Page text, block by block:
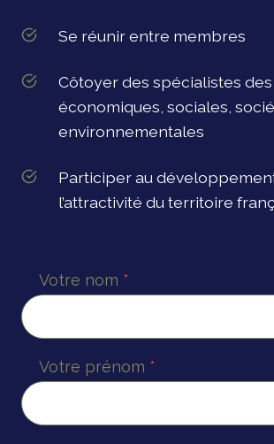
Se réunir entre membres
Côtoyer des spécialistes
économiques, sociales,
environnementales
Participer au
l’attractivité du territoire
Votre nom *
Votre prénom *